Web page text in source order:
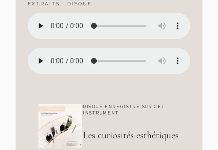
EXTRAITS · DISQUE
DISQUE ENREGISTRÉ SUR CET
INSTRUMENT
Les curiosités esthétiques